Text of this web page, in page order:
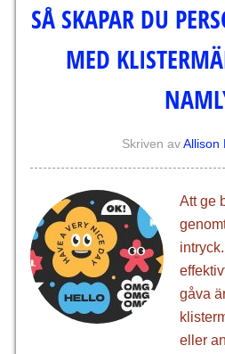
SÅ SKAPAR DU
MED
Skriven avAllison
Att ge
gåva
eller